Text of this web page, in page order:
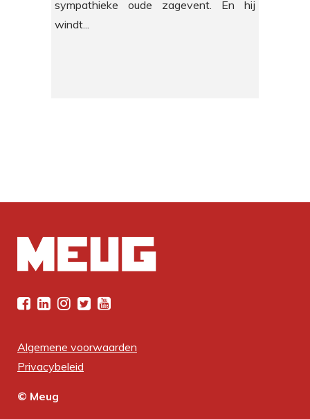
sympathieke oude zagevent. En hij
windt...
Algemene voorwaarden
Privacybeleid
© Meug